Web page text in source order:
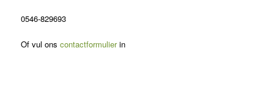
0546-829693
Of vul ons contactformulierin